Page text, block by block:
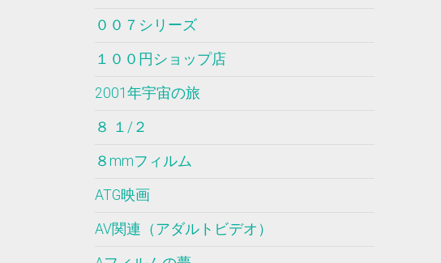
００７シリーズ
１００円ショップ店
2001年宇宙の旅
８ １/２
８mmフィルム
ATG映画
AV関連（アダルトビデオ）